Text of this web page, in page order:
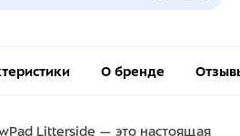
О бренде
Litterside — это настоящая